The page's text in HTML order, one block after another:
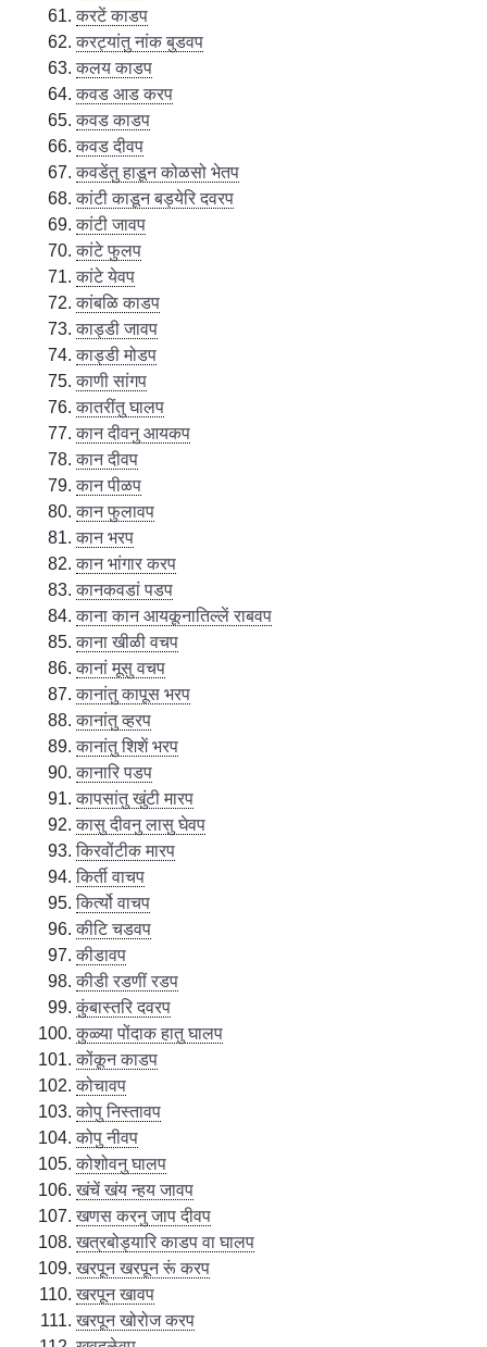
करटें काडप
करट्यांतु नांक बुडवप
कलय काडप
कवड आड करप
कवड काडप
कवड दीवप
कवडेंतु हाडून कोळसो भेतप
कांटी काडून बड्येरि दवरप
कांटी जावप
कांटे फुलप
कांटे येवप
कांबळि काडप
काड्डी जावप
काड्डी मोडप
काणी सांगप
कातरींतु घालप
कान दीवनु आयकप
कान दीवप
कान पीळप
कान फुलावप
कान भरप
कान भांगार करप
कानकवडां पडप
काना कान आयकूनातिल्लें राबवप
काना खीळी वचप
कानां मूसु वचप
कानांतु कापूस भरप
कानांतु व्हरप
कानांतु शिशें भरप
कानारि पडप
कापसांतु खुंटी मारप
कासु दीवनु लासु घेवप
किरवोंटीक मारप
किर्ती वाचप
किर्त्यो वाचप
कीटि चडवप
कीडावप
कीडी रडणीं रडप
कुंबास्तरि दवरप
कुळ्या पोंदाक हातु घालप
कोंकून काडप
कोचावप
कोपु निस्तावप
कोपु नीवप
कोशोवनु घालप
खंचें खंय न्हय जावप
खणस करनु जाप दीवप
खत्रबोड्यारि काडप वा घालप
खरपून खरपून रूं करप
खरपून खावप
खरपून खोरोज करप